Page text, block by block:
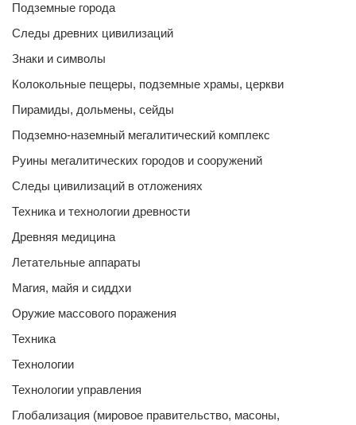
Подземные города
Следы древних цивилизаций
Знаки и символы
Колокольные пещеры, подземные храмы, церкви
Пирамиды, дольмены, сейды
Подземно-наземный мегалитический комплекс
Руины мегалитических городов и сооружений
Следы цивилизаций в отложениях
Техника и технологии древности
Древняя медицина
Летательные аппараты
Магия, майя и сиддхи
Оружие массового поражения
Техника
Технологии
Технологии управления
Глобализация (мировое правительство, масоны,